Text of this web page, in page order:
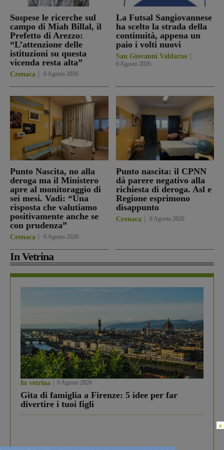
Sospese le ricerche sul
campo di Miah Billal, il
Prefetto di Arezzo:
“L’attenzione delle
istituzioni su questa
vicenda resta alta”
Cronaca 6 Agosto 2026
La Futsal Sangiovannese
ha scelto la strada della
continuità, appena un
paio i volti nuovi
San Giovanni Valdarno
6 Agosto 2026
Punto Nascita, no alla
deroga ma il Ministero
apre al monitoraggio di
sei mesi. Vadi: “Una
risposta che valutiamo
positivamente anche se
con prudenza”
Cronaca 6 Agosto 2026
Punto nascita: il CPNN
dà parere negativo alla
richiesta di deroga. Asl e
Regione esprimono
disappunto
Cronaca 6 Agosto 2026
In Vetrina
In vetrina 6 Agosto 2026
Gita di famiglia a Firenze: 5 idee per far
divertire i tuoi figli
×